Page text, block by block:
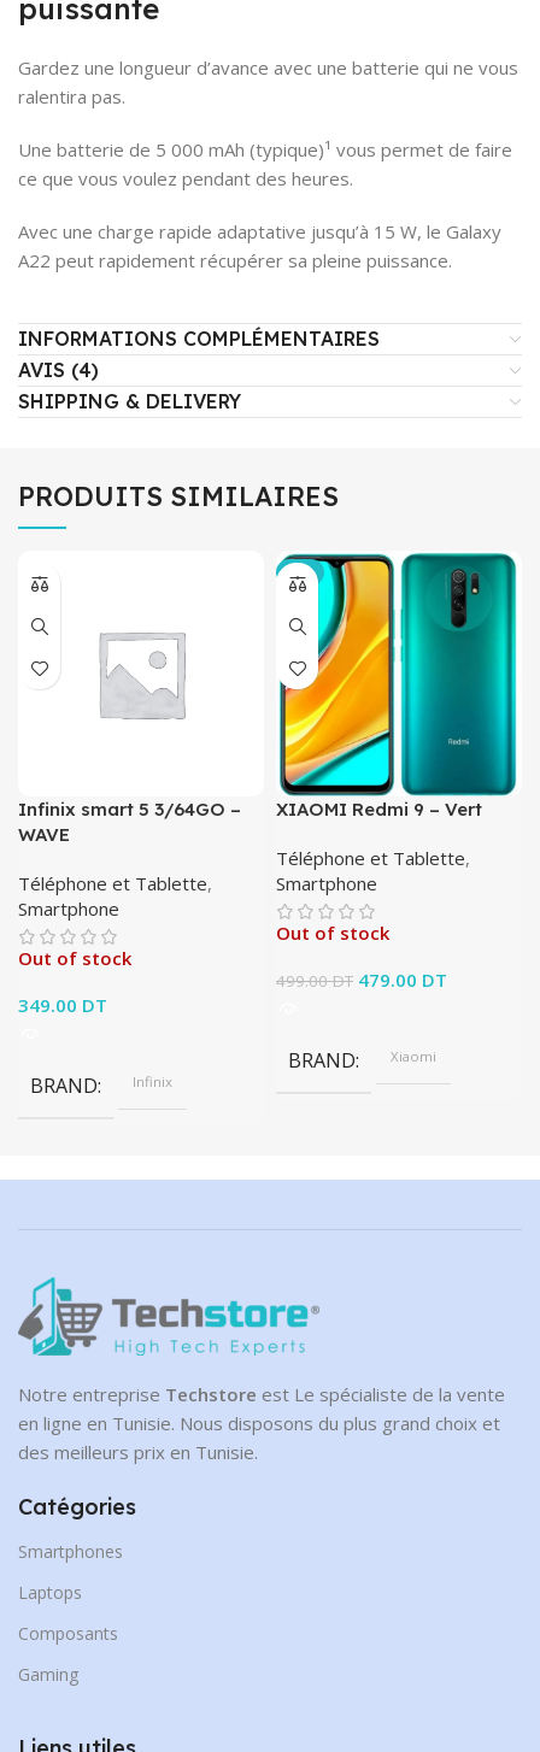
puissante
Gardez une longueur d’avance avec une batterie qui ne vous
ralentira pas.
Une batterie de 5 000 mAh (typique)¹ vous permet de faire
ce que vous voulez pendant des heures.
Avec une charge rapide adaptative jusqu’à 15 W, le Galaxy
A22 peut rapidement récupérer sa pleine puissance.
INFORMATIONS COMPLÉMENTAIRES
AVIS (4)
SHIPPING & DELIVERY
PRODUITS SIMILAIRES
Infinix smart 5 3/64GO –
WAVE
Téléphone et Tablette,
Smartphone
Out of stock
349.00 DT
BRAND Infinix
-4%
XIAOMI Redmi 9 – Vert
Téléphone et Tablette,
Smartphone
Out of stock
499.00DT Le prix initial était :
479.00 DT
BRAND Xiaomi
Notre entreprise Techstore est Le spécialiste de la vente
en ligne en Tunisie. Nous disposons du plus grand choix et
des meilleurs prix en Tunisie.
Catégories
Smartphones
Laptops
Composants
Gaming